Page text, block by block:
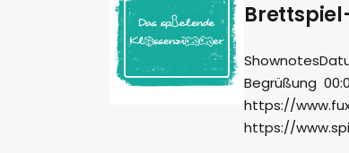
Begrüßung
https://
https://